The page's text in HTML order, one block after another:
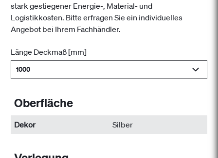
stark gestiegener Energie-, Material- und
Logistikkosten. Bitte erfragen Sie ein individuelles
Angebot bei Ihrem Fachhändler.
Länge Deckmaß [mm]
1000
Oberfläche
Dekor Silber